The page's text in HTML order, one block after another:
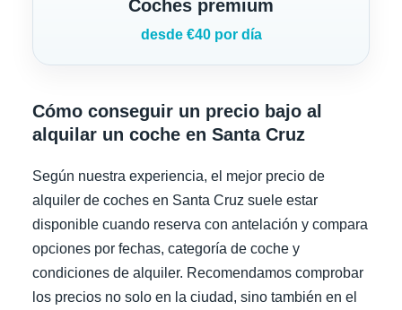
Coches premium
desde €40 por día
Cómo conseguir un precio bajo al
alquilar un coche en Santa Cruz
Según nuestra experiencia, el mejor precio de
alquiler de coches en Santa Cruz suele estar
disponible cuando reserva con antelación y compara
opciones por fechas, categoría de coche y
condiciones de alquiler. Recomendamos comprobar
los precios no solo en la ciudad, sino también en el